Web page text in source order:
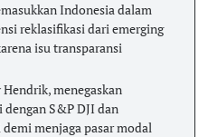
Indonesia dalam
reklasifikasi dari emerging
isu transparansi
menegaskan
S&P DJI dan
menjaga pasar modal